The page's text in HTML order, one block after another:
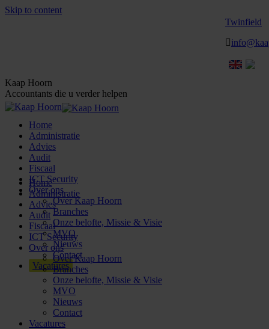
Skip to content
Twinfield
Kaap Hoorn
Accountants die u verder helpen
Home
Administratie
Advies
Audit
Fiscaal
ICT Security
Over ons
Over Kaap Hoorn
Branches
Onze belofte, Missie & Visie
MVO
Nieuws
Contact
Vacatures
Home
Administratie
Advies
Audit
Fiscaal
ICT Security
Over ons
Over Kaap Hoorn
Branches
Onze belofte, Missie & Visie
MVO
Nieuws
Contact
Vacatures